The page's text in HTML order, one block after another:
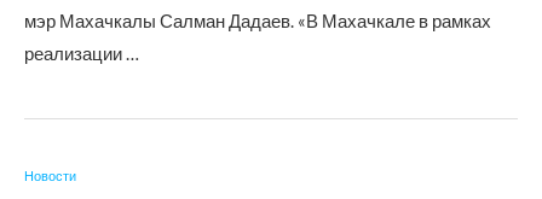
мэр Махачкалы Салман Дадаев. «В Махачкале в рамках
реализации …
Новости